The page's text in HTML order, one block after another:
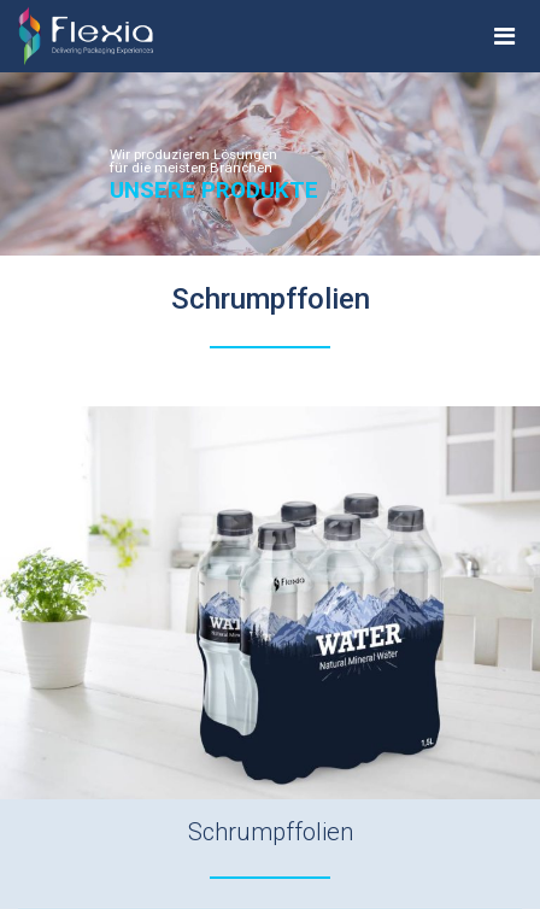
Wir produzieren Lösungen
für die meisten Branchen
UNSERE PRODUKTE
Schrumpffolien
Schrumpffolien